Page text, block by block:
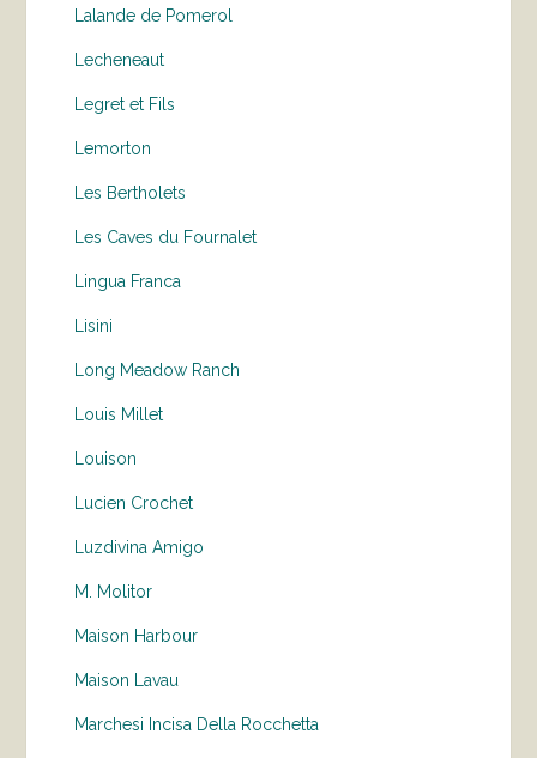
Lalande de Pomerol
Lecheneaut
Legret et Fils
Lemorton
Les Bertholets
Les Caves du Fournalet
Lingua Franca
Lisini
Long Meadow Ranch
Louis Millet
Louison
Lucien Crochet
Luzdivina Amigo
M. Molitor
Maison Harbour
Maison Lavau
Marchesi Incisa Della Rocchetta